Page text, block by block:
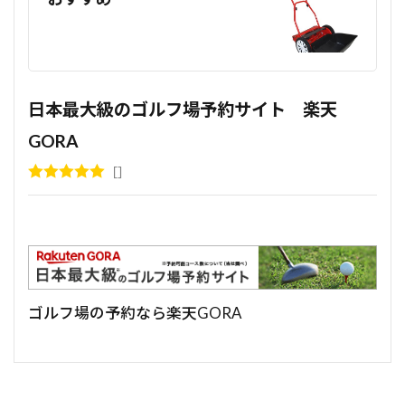
日本最大級のゴルフ場予約サイト 楽天
GORA
ゴルフ場の予約なら楽天GORA